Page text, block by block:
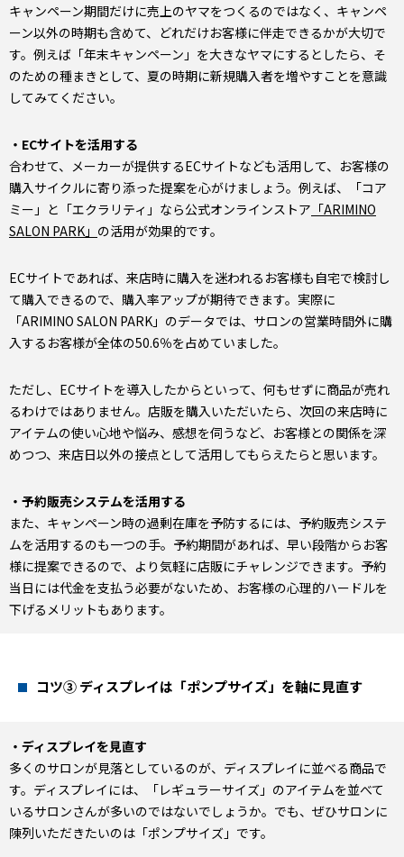
キャンペーン期間だけに売上のヤマをつくるのではなく、キャンペ
ーン以外の時期も含めて、どれだけお客様に伴走できるかが大切で
す。例えば「年末キャンペーン」を大きなヤマにするとしたら、そ
のための種まきとして、夏の時期に新規購入者を増やすことを意識
してみてください。
・ECサイトを活用する
合わせて、メーカーが提供するECサイトなども活用して、お客様の
購入サイクルに寄り添った提案を心がけましょう。例えば、「コア
ミー」と「エクラリティ」なら公式オンラインストア 「ARIMINO
SALON PARK」 の活用が効果的です。
ECサイトであれば、来店時に購入を迷われるお客様も自宅で検討し
て購入できるので、購入率アップが期待できます。実際に
「ARIMINO SALON PARK」のデータでは、サロンの営業時間外に購
入するお客様が全体の50.6％を占めていました。
ただし、ECサイトを導入したからといって、何もせずに商品が売れ
るわけではありません。店販を購入いただいたら、次回の来店時に
アイテムの使い心地や悩み、感想を伺うなど、お客様との関係を深
めつつ、来店日以外の接点として活用してもらえたらと思います。
・予約販売システムを活用する
また、キャンペーン時の過剰在庫を予防するには、予約販売システ
ムを活用するのも一つの手。予約期間があれば、早い段階からお客
様に提案できるので、より気軽に店販にチャレンジできます。予約
当日には代金を支払う必要がないため、お客様の心理的ハードルを
下げるメリットもあります。
コツ③ ディスプレイは「ポンプサイズ」を軸に見直す
・ディスプレイを見直す
多くのサロンが見落としているのが、ディスプレイに並べる商品で
す。ディスプレイには、「レギュラーサイズ」のアイテムを並べて
いるサロンさんが多いのではないでしょうか。でも、ぜひサロンに
陳列いただきたいのは「ポンプサイズ」です。